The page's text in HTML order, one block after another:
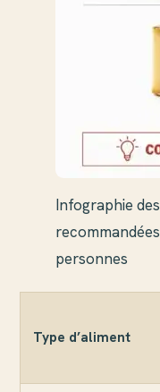
Infographie
personnes
Type d’aliment